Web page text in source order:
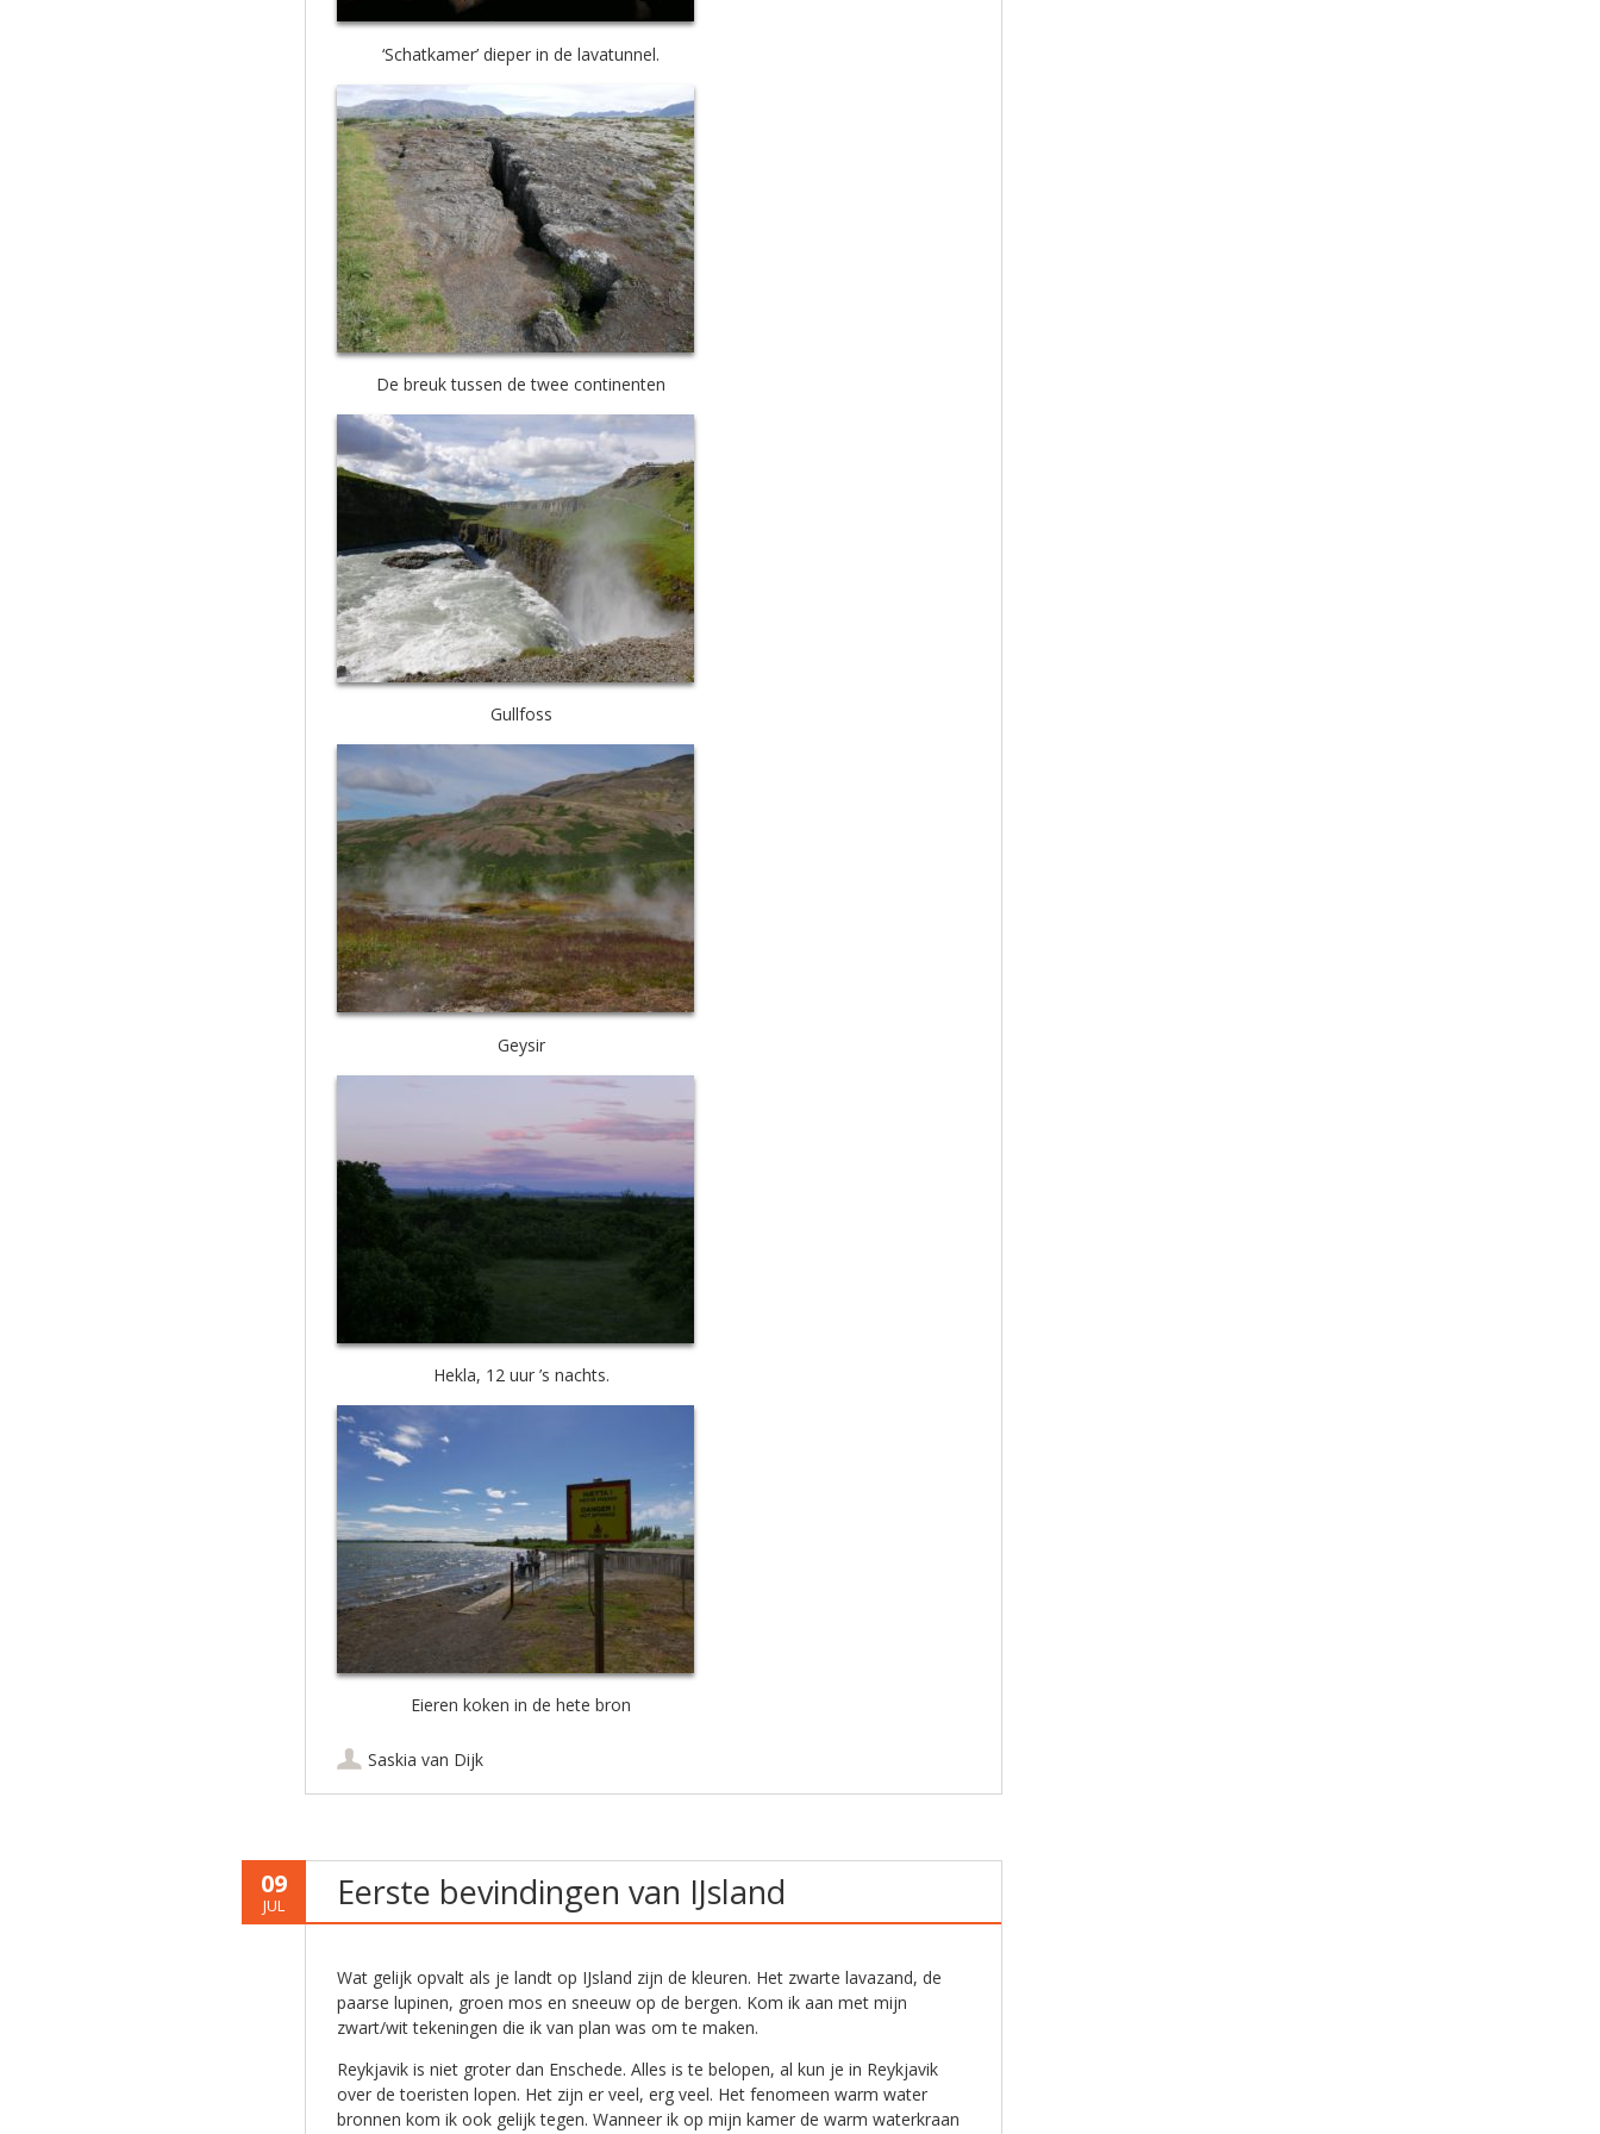
‘Schatkamer’ dieper in de lavatunnel.
De breuk tussen de twee continenten
Gullfoss
Geysir
Hekla, 12 uur ’s nachts.
Eieren koken in de hete bron
Saskia van Dijk
09
JUL Eerste bevindingen van IJsland
Wat gelijk opvalt als je landt op IJsland zijn de kleuren. Het zwarte lavazand, de
paarse lupinen, groen mos en sneeuw op de bergen. Kom ik aan met mijn
zwart/wit tekeningen die ik van plan was om te maken.
Reykjavik is niet groter dan Enschede. Alles is te belopen, al kun je in Reykjavik
over de toeristen lopen. Het zijn er veel, erg veel. Het fenomeen warm water
bronnen kom ik ook gelijk tegen. Wanneer ik op mijn kamer de warm waterkraan